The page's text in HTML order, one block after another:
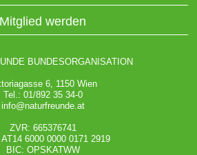
Mitglied werden
BUNDESORGANISATION
6, 1150 Wien
Tel.: 01/892 35 34-0
info@naturfreunde.at
ZVR: 665376741
6000 0000 0171 2919
BIC: OPSKATWW